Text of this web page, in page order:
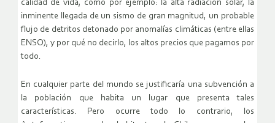
calidad de vida, como por ejemplo: la alta radiación solar, la
inminente llegada de un sismo de gran magnitud, un probable
flujo de detritos detonado por anomalías climáticas (entre ellas
ENSO), y por qué no decirlo, los altos precios que pagamos por
todo.
En cualquier parte del mundo se justificaría una subvención a
la población que habita un lugar que presenta tales
características. Pero ocurre todo lo contrario, los